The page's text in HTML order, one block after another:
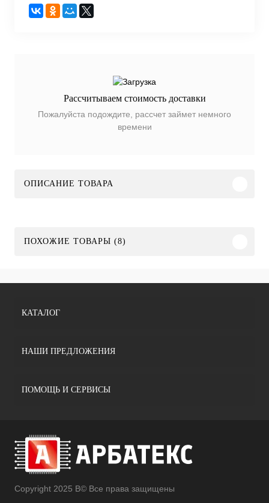
Рассчитываем стоимость доставки
Пожалуйста подождите, рассчет займет немного
времени
ОПИСАНИЕ ТОВАРА
ПОХОЖИЕ ТОВАРЫ (8)
КАТАЛОГ
НАШИ ПРЕДЛОЖЕНИЯ
ПОМОЩЬ И СЕРВИСЫ
Copyright 2025 В© Все права защищены